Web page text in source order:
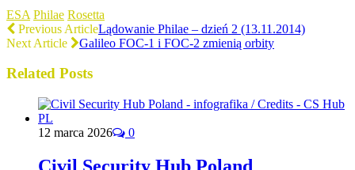
ESA Philae Rosetta
Previous ArticleLądowanie Philae – dzień 2 (13.11.2014)
Next Article
Galileo FOC-1 i FOC-2 zmienią orbity
Related Posts
12 marca 2026 0